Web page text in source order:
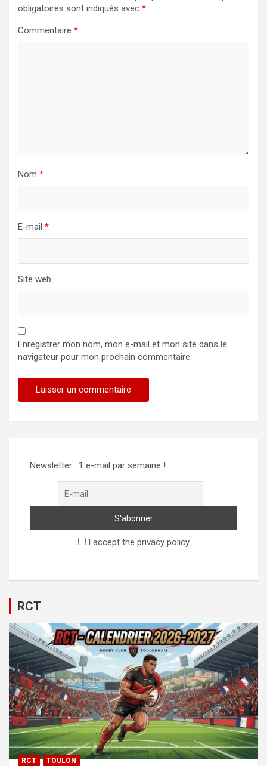
obligatoires sont indiqués avec *
Commentaire *
Nom *
E-mail *
Site web
Enregistrer mon nom, mon e-mail et mon site dans le
navigateur pour mon prochain commentaire.
Newsletter : 1 e-mail par semaine !
I accept the privacy policy
RCT
RCT TOULON